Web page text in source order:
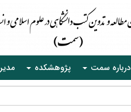
درباره سمت پژوهشکده